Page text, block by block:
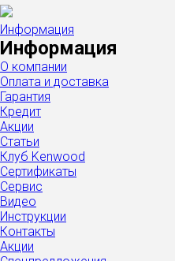
Информация
Информация
О компании
Оплата и доставка
Гарантия
Кредит
Акции
Статьи
Клуб Kenwood
Сертификаты
Сервис
Видео
Инструкции
Контакты
Акции